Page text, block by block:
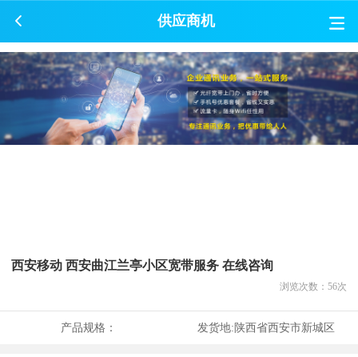
供应商机
西安移动 西安曲江兰亭小区宽带服务 在线咨询
浏览次数： 56次
产品规格： 发货地:陕西省西安市新城区